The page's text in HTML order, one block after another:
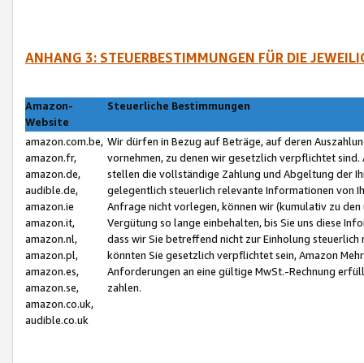
ANHANG 3: STEUERBESTIMMUNGEN FÜR DIE
Amazon-
Website
Steuerliche Bestimmungen
amazon.com.be,
amazon.fr,
amazon.de,
audible.de,
amazon.ie
amazon.it,
amazon.nl,
amazon.pl,
amazon.es,
amazon.se,
amazon.co.uk,
audible.co.uk
Wir dürfen in Bezug auf Beträge, auf deren
vornehmen, zu denen wir gesetzlich verpflichtet
stellen die vollständige Zahlung und Abgeltung der
gelegentlich steuerlich relevante Informationen von
Anfrage nicht vorlegen, können wir (kumulativ zu
Vergütung so lange einbehalten, bis Sie uns diese
dass wir Sie betreffend nicht zur Einholung
könnten Sie gesetzlich verpflichtet sein, Amazon
Anforderungen an eine gültige MwSt.-Rechnung
zahlen.